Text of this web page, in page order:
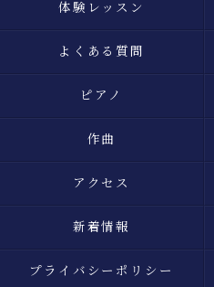
体験レッスン
よくある質問
ピアノ
作曲
アクセス
新着情報
プライバシーポリシー